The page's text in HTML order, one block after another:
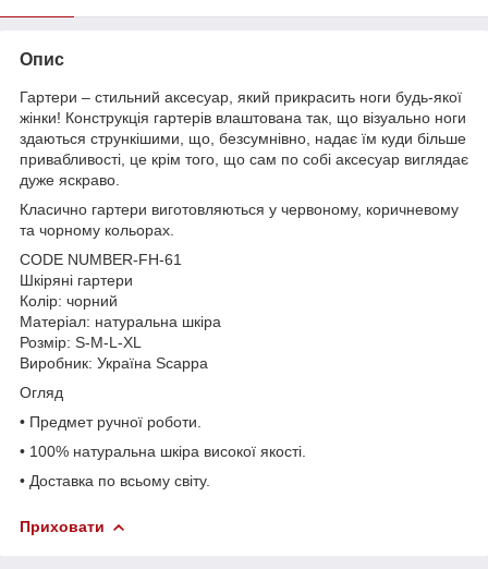
Опис
Гартери – стильний аксесуар, який прикрасить ноги будь-якої
жінки! Конструкція гартерів влаштована так, що візуально ноги
здаються стрункішими, що, безсумнівно, надає їм куди більше
привабливості, це крім того, що сам по собі аксесуар виглядає
дуже яскраво.
Класично гартери виготовляються у червоному, коричневому
та чорному кольорах.
CODE NUMBER-FH-61
Шкіряні гартери
Колір: чорний
Матеріал: натуральна шкіра
Розмір: S-M-L-XL
Виробник: Україна Scappa
Огляд
• Предмет ручної роботи.
• 100% натуральна шкіра високої якості.
• Доставка по всьому світу.
Приховати